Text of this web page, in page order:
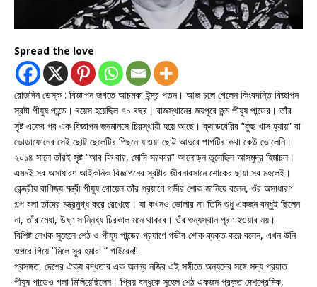
Spread the love
রোজদিন ডেস্ক : বিজ্ঞাপন জগতে আচমকা ইন্দ্র পতন। আজ চলে গেলেন কিংবদন্তি বিজ্ঞাপন
স্রষ্টা পীযুষ পান্ডে। বয়েস হয়েছিল ৭০ বছর। রাজস্থানের জয়পুরে জন্ম পীযুষ পান্ডের। তাঁর
সৃষ্ট একের পর এক বিজ্ঞাপন জনমানসে চিরস্থায়ী হয়ে আছে। ক্যাডবেরির “কুছ খাস হ্যায়” বা
ভোডাফোনের সেই ছোট্ট ছেলেটির পিছনে যাওয়া ছোট্ট আদুরে পাগটির কথা কেউ ভোলেনি।
২০১৪ সালে তাঁরই সৃষ্ট “আব কি বার, মোদি সরকার” আলোড়ন তুলেছিল আসমুদ্র হিমাচল।
এমনই সব অসাধারণ আইকনিক বিজ্ঞাপনের স্রষ্টার জীবনাবসানে শোকের ছায়া সব মহলেই।
কেন্দ্রীয় বাণিজ্য মন্ত্রী পীযুষ গোয়েল তাঁর প্রয়াণে গভীর শোক জানিয়ে বলেন, ওঁর অসাধারণ
গল্প বলা তাঁদের মন্ত্রমুগ্ধ করে রেখেছে। যা কখনও ভোলার না৷ তিনি শুধু একজন বন্ধুই ছিলেন
না, তাঁর মেধা, উষ্ণ সান্নিধ্য চিরকাল মনে থাকবে। ওঁর শুন্যস্থান পূরণ হওয়ার নয়।
বিশিষ্ট লেখক সুহেলে শেঠ ও পীযূষ পান্ডের প্রয়াণে গভীর শোক ব্যক্ত করে বলেন, এখন উনি
ওপরে গিয়ে “মিলে সুর হমারা ” গাইবেন!!
প্রসঙ্গত, দেশের ঐক্য বদ্ধতার এক অনন্য নজির এই সঙ্গীতে অন্যদের সঙ্গে সদ্য প্রয়াত
পীযূষ পান্ডেও গলা মিলিয়েছিলেন। প্রিয় বন্ধুকে সুহেল শেঠ একজন প্রকৃত দেশপ্রেমিক,